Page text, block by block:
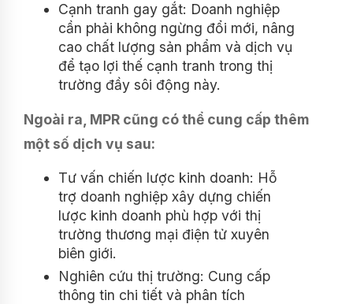
Cạnh tranh gay gắt: Doanh nghiệp
cần phải không ngừng đổi mới, nâng
cao chất lượng sản phẩm và dịch vụ
để tạo lợi thế cạnh tranh trong thị
trường đầy sôi động này.
Ngoài ra, MPR cũng có thể cung cấp thêm
một số dịch vụ sau:
Tư vấn chiến lược kinh doanh: Hỗ
trợ doanh nghiệp xây dựng chiến
lược kinh doanh phù hợp với thị
trường thương mại điện tử xuyên
biên giới.
Nghiên cứu thị trường: Cung cấp
thông tin chi tiết và phân tích